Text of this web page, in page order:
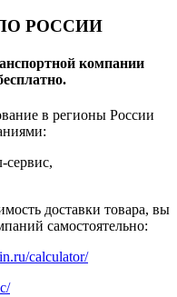
РОССИИ
компании
в регионы России
доставки товара, вы
самостоятельно:
calculator/